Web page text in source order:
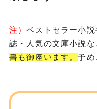
注）ベストセラー小
誌・人気の文庫小説な
書も御座います。 予め